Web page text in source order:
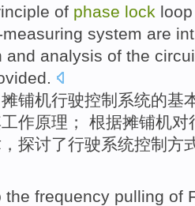
of phase lock loop
system are
and analysis of the
摊铺机行驶控制 系统的基
工作原理 ； 根据摊铺机对
探讨了行驶系统控制方
the frequency pulling of